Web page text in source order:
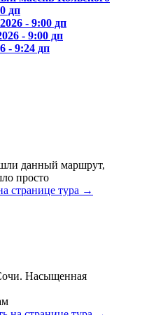
дп
- 9:00 дп
- 9:00 дп
- 9:24 дп
данный маршрут,
просто
странице тура →
Насыщенная